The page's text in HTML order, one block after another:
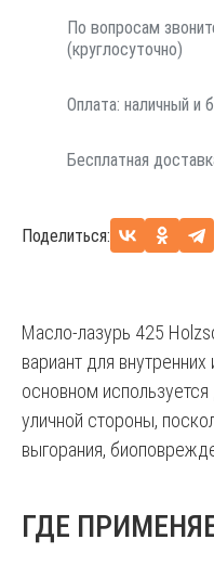
По вопросам
(круглосуточно)
Оплата: наличный и
Бесплатная
Поделиться:
Масло-лазурь 425
вариант для
основном
уличной стороны,
выгорания,
ГДЕ